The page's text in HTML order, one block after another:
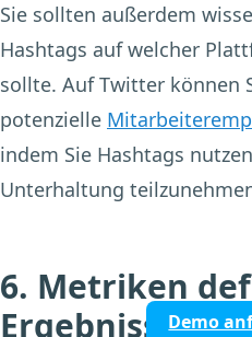
Sie sollten außerdem
Hashtags auf welcher
sollte. Auf Twitter können
potenzielle
indem Sie Hashtags
Unterhaltung
6. Metriken
ErgebnisseDemo